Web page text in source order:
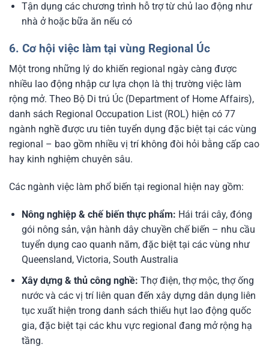
Tận dụng các chương trình hỗ trợ từ chủ lao động như
nhà ở hoặc bữa ăn nếu có
6. Cơ hội việc làm tại vùng Regional Úc
Một trong những lý do khiến regional ngày càng được
nhiều lao động nhập cư lựa chọn là thị trường việc làm
rộng mở. Theo Bộ Di trú Úc (Department of Home Affairs),
danh sách Regional Occupation List (ROL) hiện có 77
ngành nghề được ưu tiên tuyển dụng đặc biệt tại các vùng
regional – bao gồm nhiều vị trí không đòi hỏi bằng cấp cao
hay kinh nghiệm chuyên sâu.
Các ngành việc làm phổ biến tại regional hiện nay gồm:
Nông nghiệp & chế biến thực phẩm: Hái trái cây, đóng
gói nông sản, vận hành dây chuyền chế biến – nhu cầu
tuyển dụng cao quanh năm, đặc biệt tại các vùng như
Queensland, Victoria, South Australia
Xây dựng & thủ công nghề: Thợ điện, thợ mộc, thợ ống
nước và các vị trí liên quan đến xây dựng dân dụng liên
tục xuất hiện trong danh sách thiếu hụt lao động quốc
gia, đặc biệt tại các khu vực regional đang mở rộng hạ
tầng.